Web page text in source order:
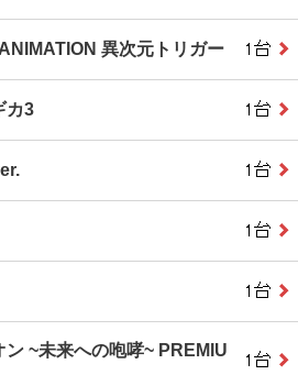
異次元トリガー
カ3
ン ~未来への咆哮~ PREMIU